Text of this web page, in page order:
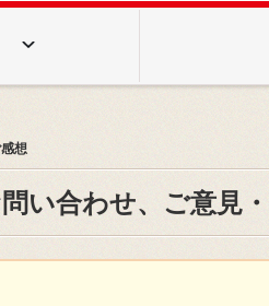
想
い合わせ、ご意見